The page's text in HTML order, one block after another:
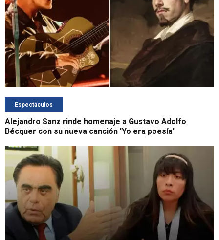
Espectáculos
Alejandro Sanz rinde homenaje a Gustavo Adolfo
Bécquer con su nueva canción 'Yo era poesía'